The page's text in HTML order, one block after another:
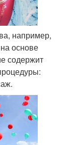
например,
основе
содержит